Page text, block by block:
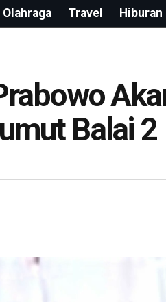
Olahraga Travel Hiburan
Balai 2